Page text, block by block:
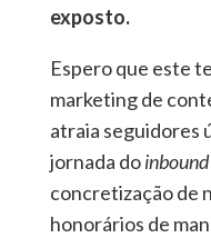
exposto.
Espero que este
marketing de
atraia seguidores
jornada doinbound
concretização de
honorários de